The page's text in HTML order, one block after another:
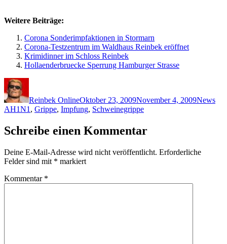
Weitere Beiträge:
Corona Sonderimpfaktionen in Stormarn
Corona-Testzentrum im Waldhaus Reinbek eröffnet
Krimidinner im Schloss Reinbek
Hollaenderbruecke Sperrung Hamburger Strasse
Reinbek OnlineOktober 23, 2009November 4, 2009News
AH1N1 , Grippe, Impfung, Schweinegrippe
Schreibe einen Kommentar
Deine E-Mail-Adresse wird nicht veröffentlicht. Erforderliche
Felder sind mit * markiert
Kommentar *